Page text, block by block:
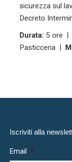
sicurezza sul
Decreto
Durata: 5 ore |
Pasticceria |
Iscriviti alla
Email *